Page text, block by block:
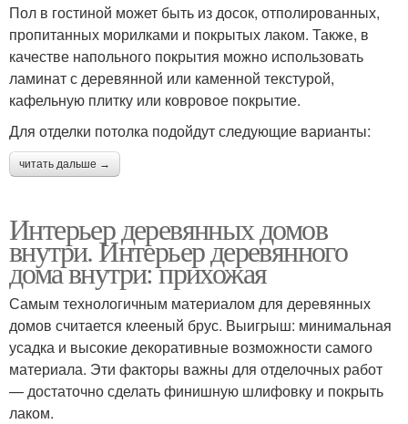
Пол в гостиной может быть из досок, отполированных,
пропитанных морилками и покрытых лаком. Также, в
качестве напольного покрытия можно использовать
ламинат с деревянной или каменной текстурой,
кафельную плитку или ковровое покрытие.
Для отделки потолка подойдут следующие варианты:
читать дальше →
Интерьер деревянных домов
внутри. Интерьер деревянного
дома внутри: прихожая
Самым технологичным материалом для деревянных
домов считается клееный брус. Выигрыш: минимальная
усадка и высокие декоративные возможности самого
материала. Эти факторы важны для отделочных работ
— достаточно сделать финишную шлифовку и покрыть
лаком.